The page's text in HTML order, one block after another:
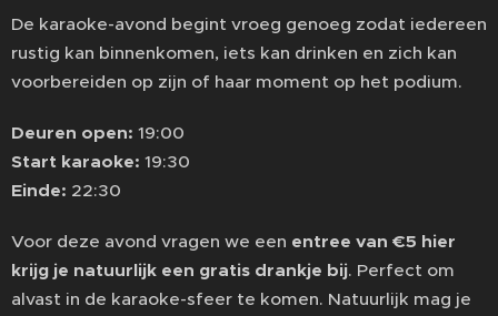
De karaoke-avond begint vroeg genoeg zodat iedereen
rustig kan binnenkomen, iets kan drinken en zich kan
voorbereiden op zijn of haar moment op het podium.
Deuren open: 19:00
Start karaoke: 19:30
Einde: 22:30
Voor deze avond vragen we een entree van €5 hier
krijg je natuurlijk een gratis drankje bij. Perfect om
alvast in de karaoke-sfeer te komen. Natuurlijk mag je